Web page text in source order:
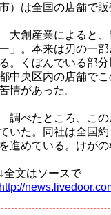
）は全国の店舗で販
創産業によると、
」。本来は刃の一
。くぼんでいる部
中央区内の店舗で
情があった。
べたところ、この
いた。同社は全国
進めている。けがの
全文はソースで